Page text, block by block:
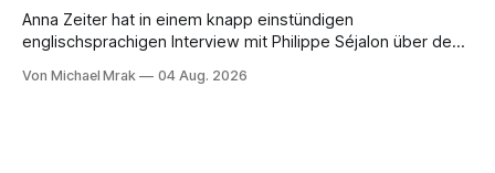
Anna Zeiter hat in einem knapp einstündigen
englischsprachigen Interview mit Philippe Séjalon über den
über zehn Jahre Datenschutzbeauftragte bei eBay und hat
Von Michael Mrak 04 Aug. 2026